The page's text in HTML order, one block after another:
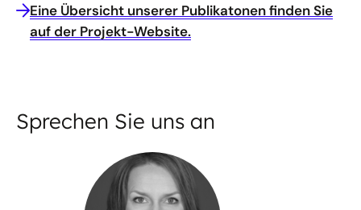
Eine Übersicht unserer Publikatonen finden Sie
auf der Projekt-Website.
Sprechen Sie uns an